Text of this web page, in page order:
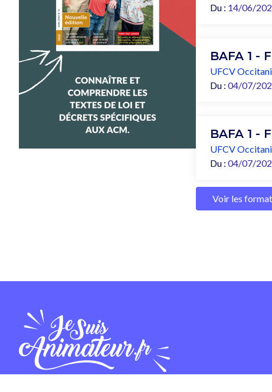
Du : 14/06/
BAFA 1 -
UFCV
Du : 04/07/
BAFA 1 -
UFCV
Du : 04/07/
Voir les